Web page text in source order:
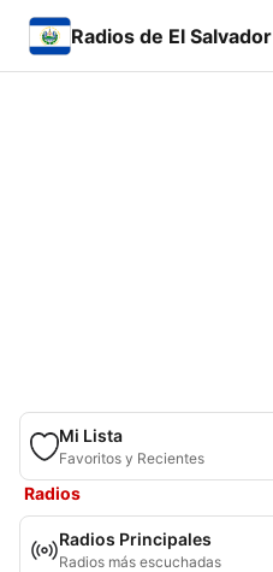
Radios de El Salvador
Mi Lista
Favoritos y Recientes
Radios
Radios Principales
Radios más escuchadas